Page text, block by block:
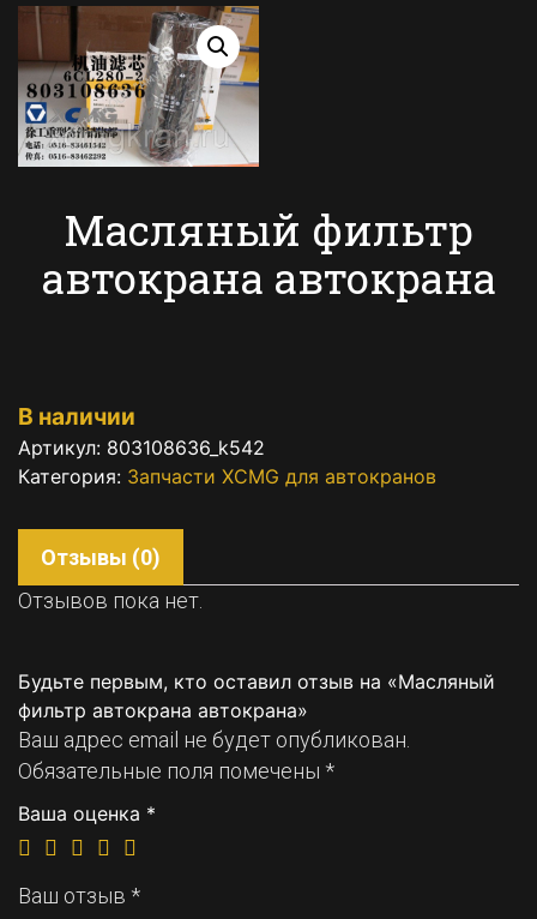
Масляный фильтр
автокрана автокрана
В наличии
Артикул: 803108636_k542
Категория: Запчасти XCMG для автокранов
Отзывы (0)
Отзывов пока нет.
Будьте первым, кто оставил отзыв на «Масляный
фильтр автокрана автокрана»
Ваш адрес email не будет опубликован.
Обязательные поля помечены *
Ваша оценка *
Ваш отзыв *